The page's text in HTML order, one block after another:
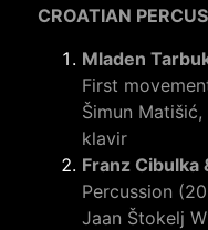
CROATIAN
Mladen
First
Šimun
klavir
Franz Cibulka
Percussion
Jaan Štokelj